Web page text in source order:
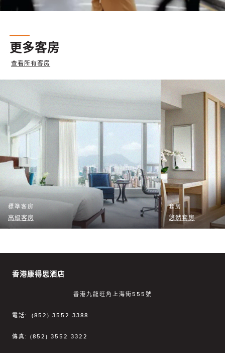
更多客房
查看所有客房
標準客房
高級客房
套房
悠然套房
香港康得思酒店
香港九龍旺角上海街555號
電話: (852) 3552 3388
傳真: (852) 3552 3322